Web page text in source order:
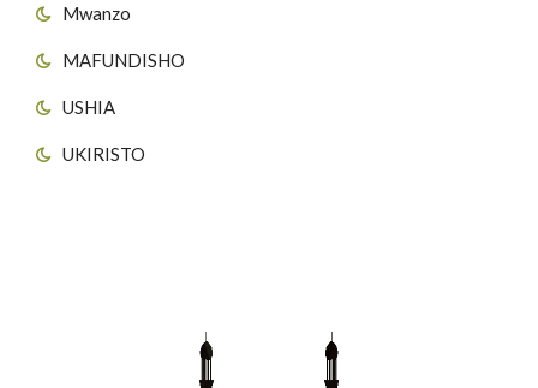
Mwanzo
MAFUNDISHO
USHIA
UKIRISTO